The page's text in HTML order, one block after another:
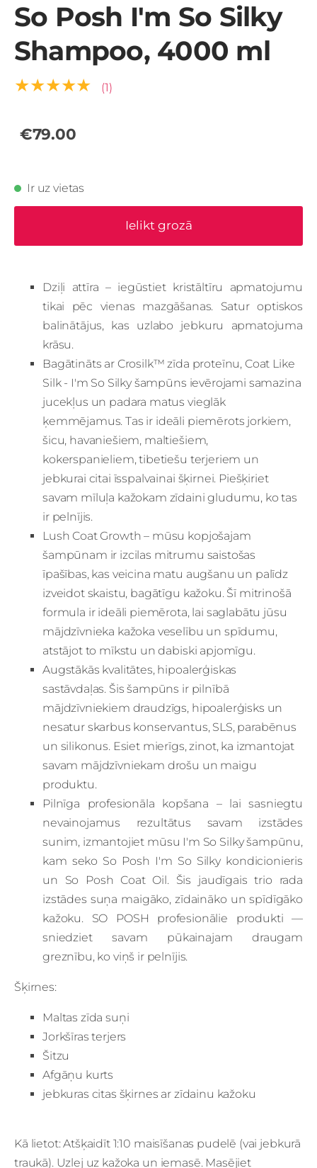
So Posh I'm So Silky
Shampoo, 4000 ml
★★★★★ (1)
€79.00
Ir uz vietas
Ielikt grozā
Dziļi attīra – iegūstiet kristāltīru apmatojumu
tikai pēc vienas mazgāšanas. Satur optiskos
balinātājus, kas uzlabo jebkuru apmatojuma
krāsu.
Bagātināts ar Crosilk™ zīda proteīnu, Coat Like
Silk - I'm So Silky šampūns ievērojami samazina
jucekļus un padara matus vieglāk
ķemmējamus. Tas ir ideāli piemērots jorkiem,
šicu, havaniešiem, maltiešiem,
kokerspanieliem, tibetiešu terjeriem un
jebkurai citai īsspalvainai šķirnei. Piešķiriet
savam mīluļa kažokam zīdaini gludumu, ko tas
ir pelnījis.
Lush Coat Growth – mūsu kopjošajam
šampūnam ir izcilas mitrumu saistošas
īpašības, kas veicina matu augšanu un palīdz
izveidot skaistu, bagātīgu kažoku. Šī mitrinošā
formula ir ideāli piemērota, lai saglabātu jūsu
mājdzīvnieka kažoka veselību un spīdumu,
atstājot to mīkstu un dabiski apjomīgu.
Augstākās kvalitātes, hipoalerģiskas
sastāvdaļas. Šis šampūns ir pilnībā
mājdzīvniekiem draudzīgs, hipoalerģisks un
nesatur skarbus konservantus, SLS, parabēnus
un silikonus. Esiet mierīgs, zinot, ka izmantojat
savam mājdzīvniekam drošu un maigu
produktu.
Pilnīga profesionāla kopšana – lai sasniegtu
nevainojamus rezultātus savam izstādes
sunim, izmantojiet mūsu I'm So Silky šampūnu,
kam seko So Posh I'm So Silky kondicionieris
un So Posh Coat Oil. Šis jaudīgais trio rada
izstādes suņa maigāko, zīdaināko un spīdīgāko
kažoku. SO POSH profesionālie produkti —
sniedziet savam pūkainajam draugam
greznību, ko viņš ir pelnījis.
Šķirnes:
Maltas zīda suņi
Jorkšīras terjers
Šitzu
Afgāņu kurts
jebkuras citas šķirnes ar zīdainu kažoku
Kā lietot: Atšķaidīt 1:10 maisīšanas pudelē (vai jebkurā
traukā). Uzlej uz kažoka un iemasē. Masējiet